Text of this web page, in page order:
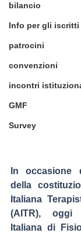
bilancio
Info per gli iscritti
patrocini
convenzioni
incontri
GMF
Survey
In occasione
della
Italiana
(AITR), oggi
Italiana di